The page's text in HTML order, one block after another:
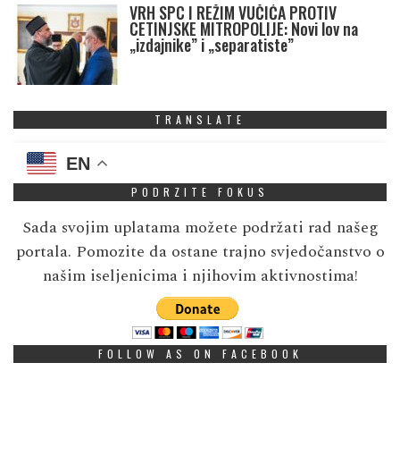
VRH SPC I REŽIM VUČIĆA PROTIV
CETINJSKE MITROPOLIJE: Novi lov na
„izdajnike” i „separatiste”
TRANSLATE
EN
PODRZITE FOKUS
Sada svojim uplatama možete podržati rad našeg
portala. Pomozite da ostane trajno svjedočanstvo o
našim iseljenicima i njihovim aktivnostima!
FOLLOW AS ON FACEBOOK